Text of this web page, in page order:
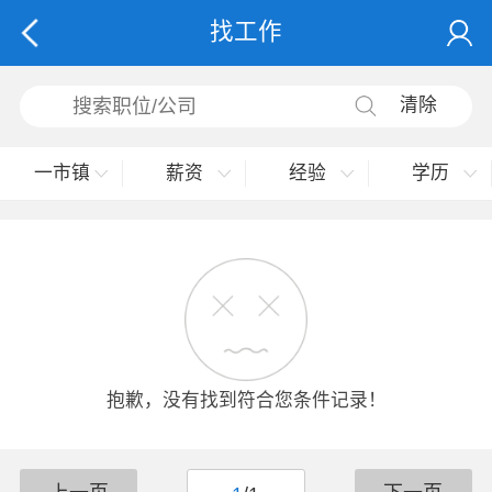
找工作
清除
一市镇 薪资 经验 学历
抱歉，没有找到符合您条件记录！